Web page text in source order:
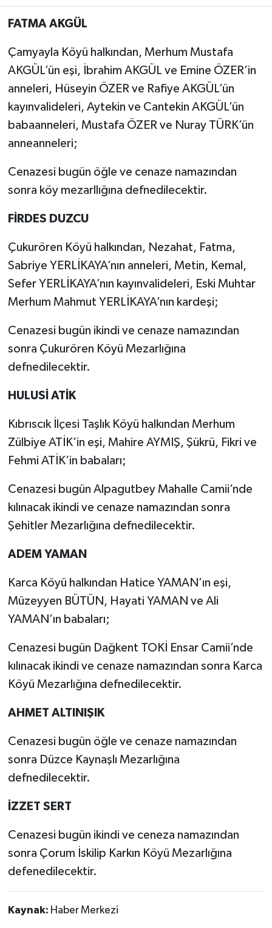
FATMA AKGÜL
Çamyayla Köyü halkından, Merhum Mustafa
AKGÜL’ün eşi, İbrahim AKGÜL ve Emine ÖZER’in
anneleri, Hüseyin ÖZER ve Rafiye AKGÜL’ün
kayınvalideleri, Aytekin ve Cantekin AKGÜL’ün
babaanneleri, Mustafa ÖZER ve Nuray TÜRK’ün
anneanneleri;
Cenazesi bugün öğle ve cenaze namazından
sonra köy mezarllığına defnedilecektir.
FİRDES DUZCU
Çukurören Köyü halkından, Nezahat, Fatma,
Sabriye YERLİKAYA’nın anneleri, Metin, Kemal,
Sefer YERLİKAYA’nın kayınvalideleri, Eski Muhtar
Merhum Mahmut YERLİKAYA’nın kardeşi;
Cenazesi bugün ikindi ve cenaze namazından
sonra Çukurören Köyü Mezarlığına
defnedilecektir.
HULUSİ ATİK
Kıbrıscık İlçesi Taşlık Köyü halkından Merhum
Zülbiye ATİK’in eşi, Mahire AYMIŞ, Şükrü, Fikri ve
Fehmi ATİK’in babaları;
Cenazesi bugün Alpagutbey Mahalle Camii’nde
kılınacak ikindi ve cenaze namazından sonra
Şehitler Mezarlığına defnedilecektir.
ADEM YAMAN
Karca Köyü halkından Hatice YAMAN’ın eşi,
Müzeyyen BÜTÜN, Hayati YAMAN ve Ali
YAMAN’ın babaları;
Cenazesi bugün Dağkent TOKİ Ensar Camii’nde
kılınacak ikindi ve cenaze namazından sonra Karca
Köyü Mezarlığına defnedilecektir.
AHMET ALTINIŞIK
Cenazesi bugün öğle ve cenaze namazından
sonra Düzce Kaynaşlı Mezarlığına
defnedilecektir.
İZZET SERT
Cenazesi bugün ikindi ve ceneza namazından
sonra Çorum İskilip Karkın Köyü Mezarlığına
defenedilecektir.
Kaynak: Haber Merkezi